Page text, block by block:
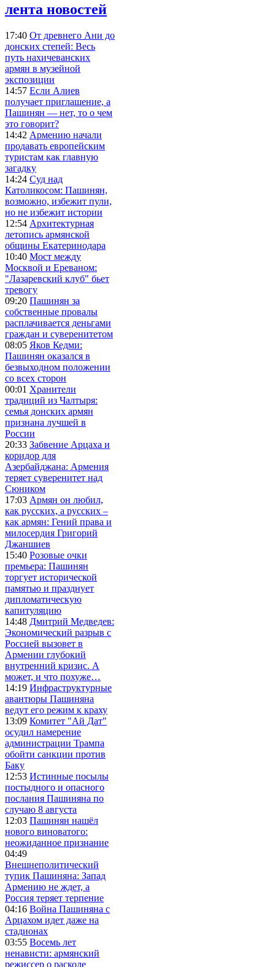
лента новостей
17:40 От древнего Ани до
донских степей: Весь
путь нахичеванских
армян в музейной
экспозиции
14:57 Если Алиев
получает приглашение, а
Пашинян — нет, то о чем
это говорит?
14:42 Армению начали
продавать европейским
туристам как главную
загадку
14:24 Суд над
Католикосом: Пашинян,
возможно, избежит пули,
но не избежит истории
12:54 Архитектурная
летопись армянской
общины Екатеринодара
10:40 Мост между
Москвой и Ереваном:
"Лазаревский клуб" бьет
тревогу
09:20 Пашинян за
собственные провалы
расплачивается деньгами
граждан и суверенитетом
08:05 Яков Кедми:
Пашинян оказался в
безвыходном положении
со всех сторон
00:01 Хранители
традиций из Чалтыря:
семья донских армян
признана лучшей в
России
20:33 Забвение Арцаха и
коридор для
Азербайджана: Армения
теряет суверенитет над
Сюником
17:03 Армян он любил,
как русских, а русских –
как армян: Гений права и
милосердия Григорий
Джаншиев
15:40 Розовые очки
премьера: Пашинян
торгует исторической
памятью и празднует
дипломатическую
капитуляцию
14:48 Дмитрий Медведев:
Экономический разрыв с
Россией вызовет в
Армении глубокий
внутренний кризис. А
может, и что похуже…
14:19 Инфраструктурные
авантюры Пашиняна
ведут его режим к краху
13:09 Комитет "Ай Дат"
осудил намерение
администрации Трампа
обойти санкции против
Баку
12:53 Истинные посылы
постыдного и опасного
послания Пашиняна по
случаю 8 августа
12:03 Пашинян нашёл
нового виноватого:
неожиданное признание
04:49
Внешнеполитический
тупик Пашиняна: Запад
Армению не ждет, а
Россия теряет терпение
04:16 Война Пашиняна с
Арцахом идет даже на
стадионах
03:55 Восемь лет
ненависти: армянский
режиссер о расколе